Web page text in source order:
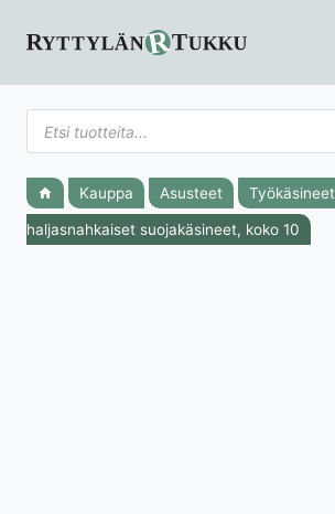
sisältöön
Products
search
Kauppa Asusteet Työkäsineet
haljasnahkaiset suojakäsineet, koko 10